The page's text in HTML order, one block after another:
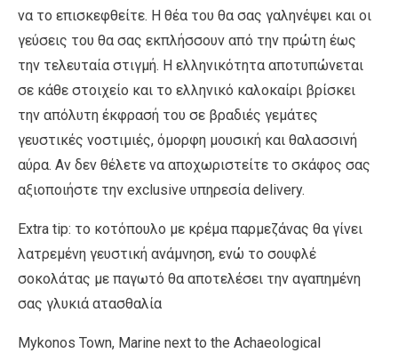
να το επισκεφθείτε. Η θέα του θα σας γαληνέψει και οι
γεύσεις του θα σας εκπλήσσουν από την πρώτη έως
την τελευταία στιγμή. Η ελληνικότητα αποτυπώνεται
σε κάθε στοιχείο και το ελληνικό καλοκαίρι βρίσκει
την απόλυτη έκφρασή του σε βραδιές γεμάτες
γευστικές νοστιμιές, όμορφη μουσική και θαλασσινή
αύρα. Αν δεν θέλετε να αποχωριστείτε το σκάφος σας
αξιοποιήστε την exclusive υπηρεσία delivery.
Extra tip: το κοτόπουλο με κρέμα παρμεζάνας θα γίνει
λατρεμένη γευστική ανάμνηση, ενώ το σουφλέ
σοκολάτας με παγωτό θα αποτελέσει την αγαπημένη
σας γλυκιά ατασθαλία
Mykonos Town, Marine next to the Achaeological